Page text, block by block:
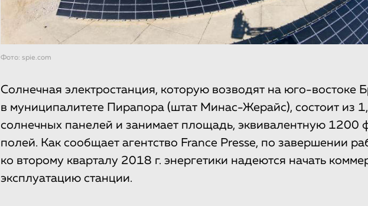
Фото: spie.com
Солнечная электростанция, которую возводят на юго-востоке
в муниципалитете Пирапора (штат Минас-Жерайс), состоит из
солнечных панелей и занимает площадь, эквивалентную 1200
полей. Как сообщает агентство France Presse, по завершении
ко второму кварталу 2018 г. энергетики надеются начать
эксплуатацию станции.